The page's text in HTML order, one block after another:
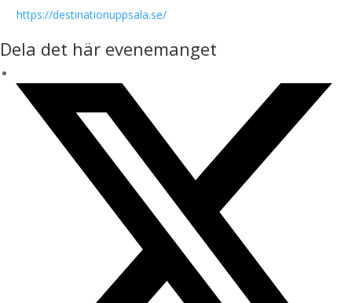
https://destinationuppsala.se/
Dela det här evenemanget